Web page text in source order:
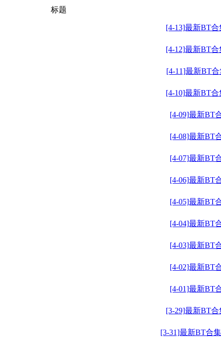
标题
[4-13]最新BT合
[4-12]最新BT合
[4-11]最新BT
[4-10]最新BT合
[4-09]最新BT
[4-08]最新BT
[4-07]最新BT
[4-06]最新BT
[4-05]最新BT
[4-04]最新BT
[4-03]最新BT
[4-02]最新BT
[4-01]最新BT
[3-29]最新BT合
[3-31]最新BT合集